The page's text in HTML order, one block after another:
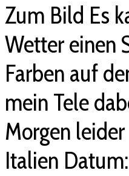
Zum Bild Es
Wetter einen
Farben auf
mein Tele
Morgen
Italien